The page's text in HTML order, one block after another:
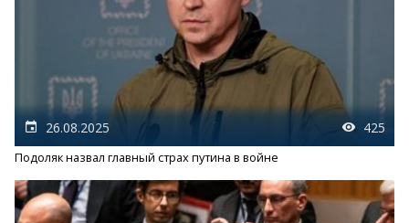
26.08.2025 425
Подоляк назвал главный страх путина в войне